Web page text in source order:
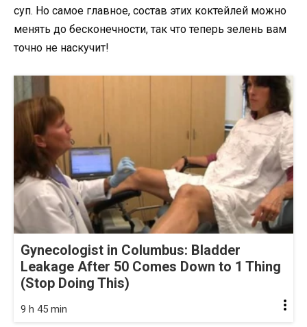
суп. Но самое главное, состав этих коктейлей можно
менять до бесконечности, так что теперь зелень вам
точно не наскучит!
Gynecologist in Columbus: Bladder
Leakage After 50 Comes Down to 1 Thing
(Stop Doing This)
9 h 45 min